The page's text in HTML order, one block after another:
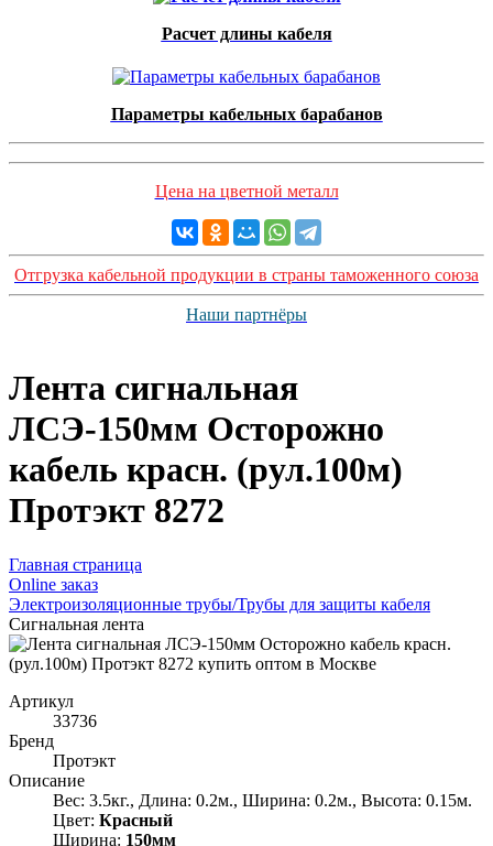
Расчет длины кабеля
Параметры кабельных барабанов
Цена на цветной металл
Отгрузка кабельной продукции в страны таможенного союза
Наши партнёры
Лента сигнальная
ЛСЭ-150мм Осторожно
кабель красн. (рул.100м)
Протэкт 8272
Главная страница
Оnline заказ
Электроизоляционные трубы/Трубы для защиты кабеля
Сигнальная лента
Артикул
33736
Бренд
Протэкт
Описание
Вес: 3.5кг., Длина: 0.2м., Ширина: 0.2м., Высота: 0.15м.
Цвет: Красный
Ширина: 150мм